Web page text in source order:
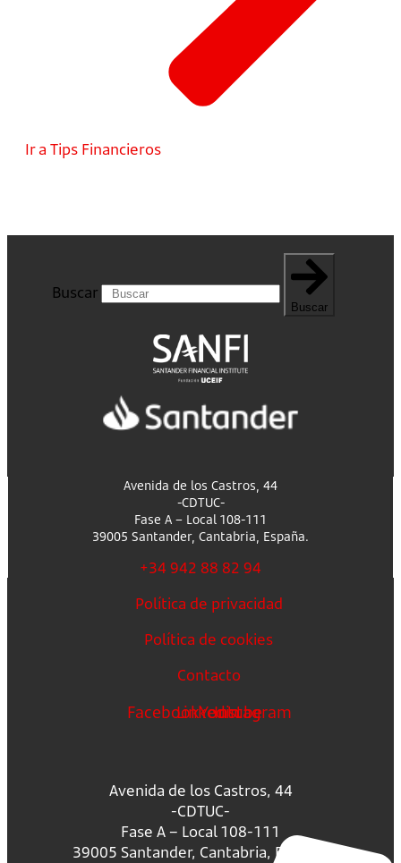
Ir a Tips Financieros
Buscar
Buscar
Avenida de los Castros, 44
-CDTUC-
Fase A – Local 108-111
39005 Santander, Cantabria, España.
+34 942 88 82 94
Política de privacidad
Política de cookies
Contacto
FacebookLinkedin
Youtube
Instagram
Avenida de los Castros, 44
-CDTUC-
Fase A – Local 108-111
39005 Santander, Cantabria, España.